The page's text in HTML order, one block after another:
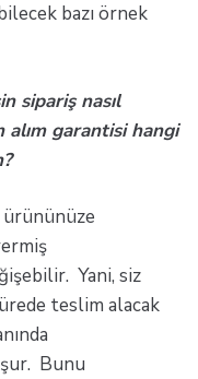
bazı örnek
sipariş nasıl
alım garantisi hangi
Yani, siz
teslim alacak
Bunu